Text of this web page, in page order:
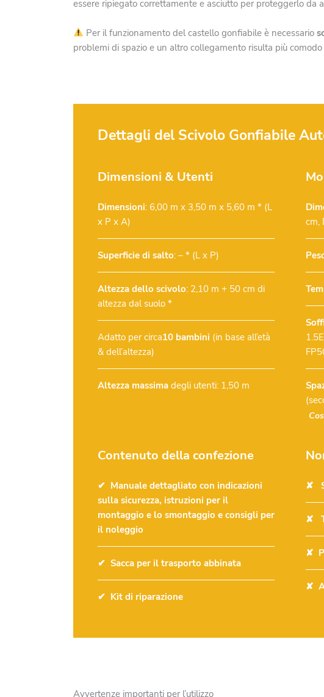
essere ripiegato correttamente e asciutto per proteggerlo da
Per il funzionamento del castello gonfiabile è necessario
problemi di spazio e un altro collegamento risulta più
Dettagli del Scivolo Gonfiabile
Dimensioni & Utenti
Dimensioni: 6,00 m x 3,50 m x 5,60 m * (L
x P x A)
Superficie di salto: – * (L x P)
Altezza dello scivolo: 2,10 m + 50 cm di
altezza dal suolo *
Adatto per circa10 bambini (in base all’età
& dell’altezza)
Altezza massima degli utenti: 1,50 m
cm,
Contenuto della confezione
Manuale dettagliato con indicazioni
sulla sicurezza, istruzioni per il
montaggio e lo smontaggio e consigli per
il noleggio
Sacca per il trasporto abbinata
Kit di riparazione
Avvertenze importanti per l’utilizzo